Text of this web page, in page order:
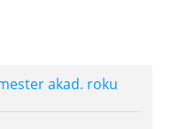
akad. roku